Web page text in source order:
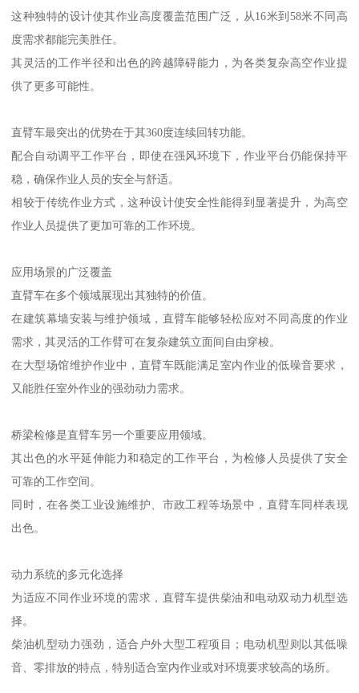
这种独特的设计使其作业高度覆盖范围广泛，从16米到58米不同高
度需求都能完美胜任。
其灵活的工作半径和出色的跨越障碍能力，为各类复杂高空作业提
供了更多可能性。
直臂车最突出的优势在于其360度连续回转功能。
配合自动调平工作平台，即使在强风环境下，作业平台仍能保持平
稳，确保作业人员的安全与舒适。
相较于传统作业方式，这种设计使安全性能得到显著提升，为高空
作业人员提供了更加可靠的工作环境。
应用场景的广泛覆盖
直臂车在多个领域展现出其独特的价值。
在建筑幕墙安装与维护领域，直臂车能够轻松应对不同高度的作业
需求，其灵活的工作臂可在复杂建筑立面间自由穿梭。
在大型场馆维护作业中，直臂车既能满足室内作业的低噪音要求，
又能胜任室外作业的强劲动力需求。
桥梁检修是直臂车另一个重要应用领域。
其出色的水平延伸能力和稳定的工作平台，为检修人员提供了安全
可靠的工作空间。
同时，在各类工业设施维护、市政工程等场景中，直臂车同样表现
出色。
动力系统的多元化选择
为适应不同作业环境的需求，直臂车提供柴油和电动双动力机型选
择。
柴油机型动力强劲，适合户外大型工程项目；电动机型则以其低噪
音、零排放的特点，特别适合室内作业或对环境要求较高的场所。